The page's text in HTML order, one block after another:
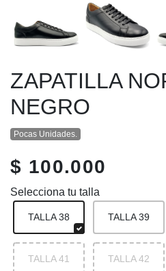
ZAPATILLA
NEGRO
Pocas Unidades.
$ 100.000
Selecciona tu talla
TALLA 38 TALLA 39
TALLA 41 TALLA 42